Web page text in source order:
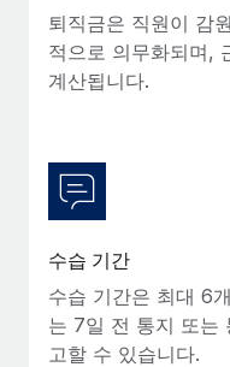
자세히 알아보기
비디오 콘텐츠를 활용한
에게는 흥미롭고 전문적
니다. 그러나 대부분의 회
자세히 알아보기
퇴직금은 직원이 감
적으로 의무화되며,
계산됩니다.
수습 기간
수습 기간은 최대 6
는 7일 전 통지 또는
고할 수 있습니다.